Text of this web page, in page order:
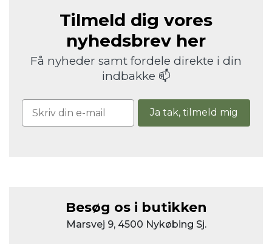
Tilmeld dig vores
nyhedsbrev her
Få nyheder samt fordele direkte i din
indbakke 📫
Ja tak, tilmeld mig
Besøg os i butikken
Marsvej 9, 4500 Nykøbing Sj.